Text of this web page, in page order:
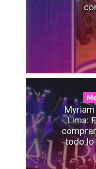
Lima:
todo lo